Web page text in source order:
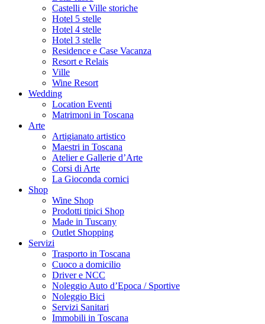
Castelli e Ville storiche
Hotel 5 stelle
Hotel 4 stelle
Hotel 3 stelle
Residence e Case Vacanza
Resort e Relais
Ville
Wine Resort
Wedding
Location Eventi
Matrimoni in Toscana
Arte
Artigianato artistico
Maestri in Toscana
Atelier e Gallerie d’Arte
Corsi di Arte
La Gioconda cornici
Shop
Wine Shop
Prodotti tipici Shop
Made in Tuscany
Outlet Shopping
Servizi
Trasporto in Toscana
Cuoco a domicilio
Driver e NCC
Noleggio Auto d’Epoca / Sportive
Noleggio Bici
Servizi Sanitari
Immobili in Toscana